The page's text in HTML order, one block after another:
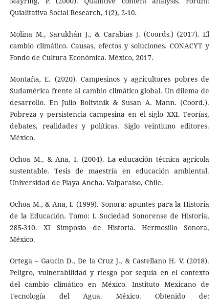
Quialitativa Social Research, 1(2), 2-10.
Molina M., Sarukhán J., & Carabias J. (Coords.) (2017). El
cambio climático. Causas, efectos y soluciones. CONACYT y
Fondo de Cultura Económica. México, 2017.
Montaña, E. (2020). Campesinos y agricultores pobres de
Sudamérica frente al cambio climático global. Un dilema de
desarrollo. En Julio Boltvinik & Susan A. Mann. (Coord.).
Pobreza y persistencia campesina en el siglo XXI. Teorías,
debates, realidades y políticas. Siglo veintiuno editores.
México.
Ochoa M., & Ana, I. (2004). La educación técnica agrícola
sustentable. Tesis de maestría en educación ambiental.
Universidad de Playa Ancha. Valparaíso, Chile.
Ochoa M., & Ana, I. (1999). Sonora: apuntes para la Historia
de la Educación. Tomo: I. Sociedad Sonorense de Historia,
285-310. XI Simposio de Historia. Hermosillo Sonora,
México.
Ortega – Gaucin D., De la Cruz J., & Castellano H. V. (2018).
Peligro, vulnerabilidad y riesgo por sequía en el contexto
del cambio climático en México. Instituto Mexicano de
Tecnología del Agua. México. Obtenido de: